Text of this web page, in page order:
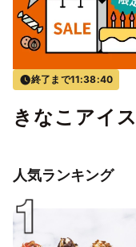
終了まで11:38:40
きなこアイス
人気ランキング